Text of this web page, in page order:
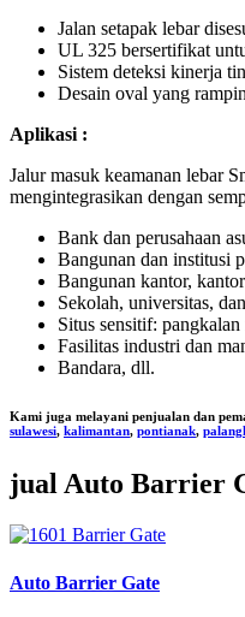
Jalan setapak lebar
UL 325 bersertifikat
Sistem deteksi kinerja
Desain oval yang
Aplikasi :
Jalur masuk keamanan lebar
mengintegrasikan dengan
Bank dan perusahaan
Bangunan dan institusi
Bangunan kantor,
Sekolah, universitas,
Situs sensitif:
Fasilitas industri dan
Bandara, dll.
Kami juga melayani penjualan dan
sulawesi, kalimantan, pontianak,
jual Auto Barrier
Auto Barrier Gate